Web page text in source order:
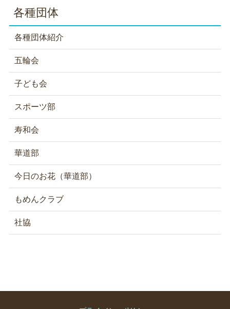
各種団体
各種団体紹介
五輪会
子ども会
スポーツ部
寿和会
華道部
今日のお花（華道部）
もめんクラブ
社協